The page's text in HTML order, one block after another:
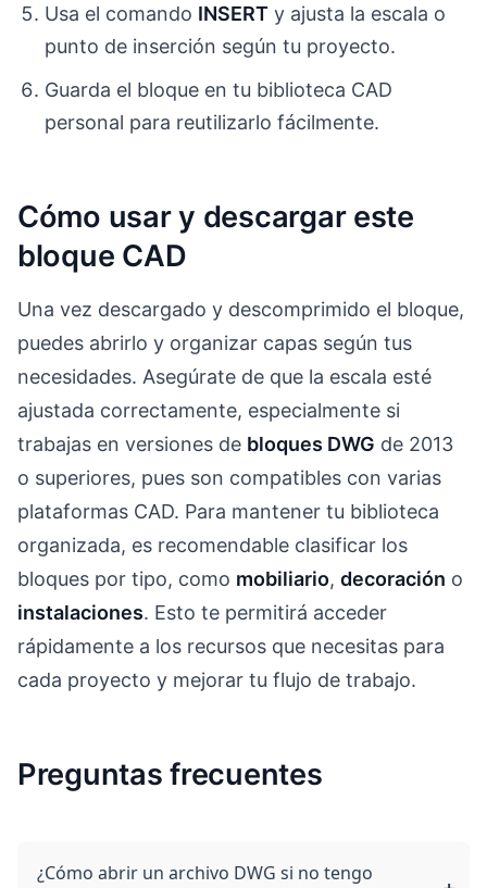
Usa el comando INSERT y ajusta la escala o
punto de inserción según tu proyecto.
Guarda el bloque en tu biblioteca CAD
personal para reutilizarlo fácilmente.
Cómo usar y descargar este
bloque CAD
Una vez descargado y descomprimido el bloque,
puedes abrirlo y organizar capas según tus
necesidades. Asegúrate de que la escala esté
ajustada correctamente, especialmente si
trabajas en versiones de bloques DWG de 2013
o superiores, pues son compatibles con varias
plataformas CAD. Para mantener tu biblioteca
organizada, es recomendable clasificar los
bloques por tipo, como mobiliario, decoración o
instalaciones. Esto te permitirá acceder
rápidamente a los recursos que necesitas para
cada proyecto y mejorar tu flujo de trabajo.
Preguntas frecuentes
¿Cómo abrir un archivo DWG si no tengo